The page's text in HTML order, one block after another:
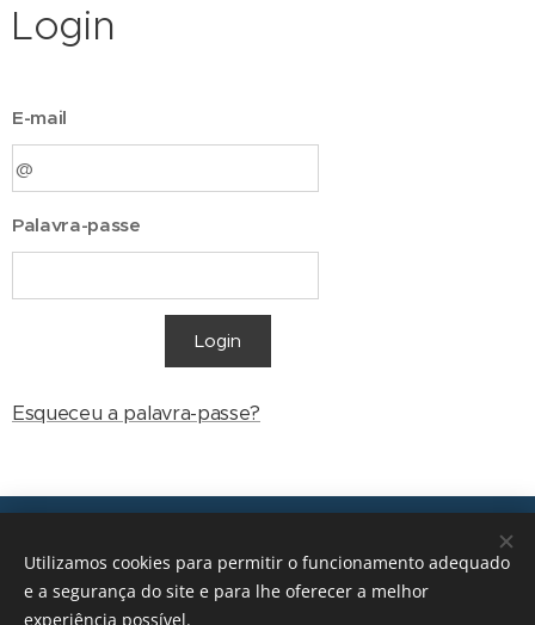
Login
E-mail
Palavra-passe
Login
Esqueceu a palavra-passe?
geral@transicoes.pt
Utilizamos cookies para permitir o funcionamento adequado
e a segurança do site e para lhe oferecer a melhor
experiência possível.